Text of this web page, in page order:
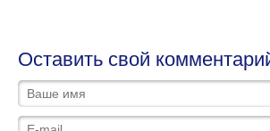
Оставить свой